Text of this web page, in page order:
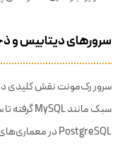
سرورهای دیتابیس و
سرور رک‌مونت نقش کلیدی
PostgreSQL در معماری‌های کلان داده.